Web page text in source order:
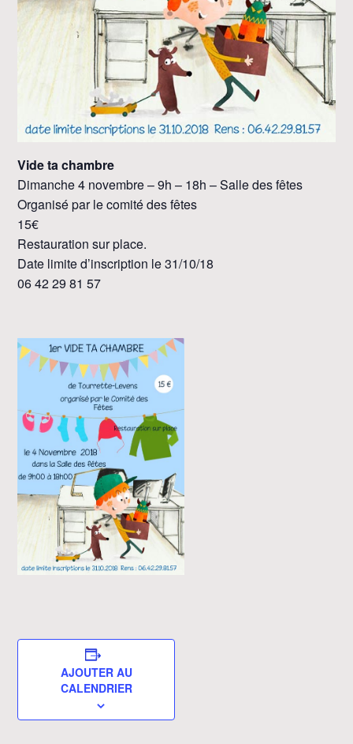
Vide ta chambre
Dimanche 4 novembre – 9h – 18h – Salle des fêtes
Organisé par le comité des fêtes
15€
Restauration sur place.
Date limite d’inscription le 31/10/18
06 42 29 81 57
AJOUTER AU
CALENDRIER